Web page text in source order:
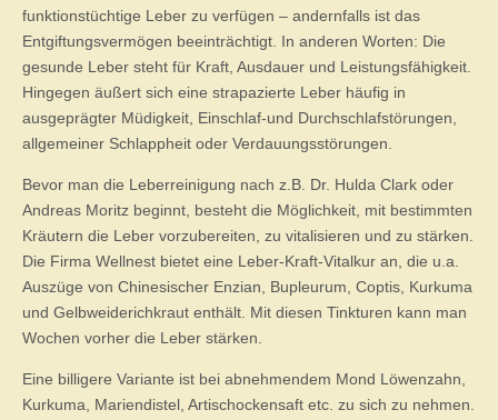
funktionstüchtige Leber zu verfügen – andernfalls ist das
Entgiftungsvermögen beeinträchtigt. In anderen Worten: Die
gesunde Leber steht für Kraft, Ausdauer und Leistungsfähigkeit.
Hingegen äußert sich eine strapazierte Leber häufig in
ausgeprägter Müdigkeit, Einschlaf-und Durchschlafstörungen,
allgemeiner Schlappheit oder Verdauungsstörungen.
Bevor man die Leberreinigung nach z.B. Dr. Hulda Clark oder
Andreas Moritz beginnt, besteht die Möglichkeit, mit bestimmten
Kräutern die Leber vorzubereiten, zu vitalisieren und zu stärken.
Die Firma Wellnest bietet eine Leber-Kraft-Vitalkur an, die u.a.
Auszüge von Chinesischer Enzian, Bupleurum, Coptis, Kurkuma
und Gelbweiderichkraut enthält. Mit diesen Tinkturen kann man
Wochen vorher die Leber stärken.
Eine billigere Variante ist bei abnehmendem Mond Löwenzahn,
Kurkuma, Mariendistel, Artischockensaft etc. zu sich zu nehmen.